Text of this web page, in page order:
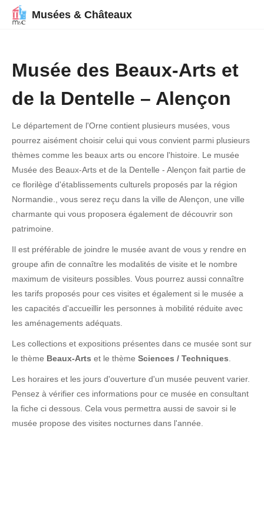
Musées & Châteaux
Musée des Beaux-Arts et
de la Dentelle – Alençon
Le département de l'Orne contient plusieurs musées, vous
pourrez aisément choisir celui qui vous convient parmi plusieurs
thèmes comme les beaux arts ou encore l'histoire. Le musée
Musée des Beaux-Arts et de la Dentelle - Alençon fait partie de
ce florilège d'établissements culturels proposés par la région
Normandie., vous serez reçu dans la ville de Alençon, une ville
charmante qui vous proposera également de découvrir son
patrimoine.
Il est préférable de joindre le musée avant de vous y rendre en
groupe afin de connaître les modalités de visite et le nombre
maximum de visiteurs possibles. Vous pourrez aussi connaître
les tarifs proposés pour ces visites et également si le musée a
les capacités d'accueillir les personnes à mobilité réduite avec
les aménagements adéquats.
Les collections et expositions présentes dans ce musée sont sur
le thème Beaux-Arts et le thème Sciences / Techniques
Les horaires et les jours d'ouverture d'un musée peuvent varier.
Pensez à vérifier ces informations pour ce musée en consultant
la fiche ci dessous. Cela vous permettra aussi de savoir si le
musée propose des visites nocturnes dans l'année.